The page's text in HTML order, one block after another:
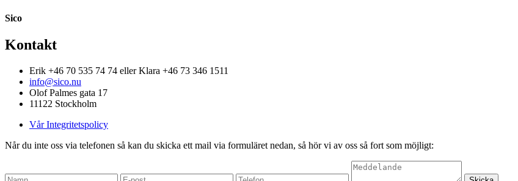
Sico
Kontakt
Erik +46 70 535 74 74 eller Klara +46 73 346 1511
info@sico.nu
Olof Palmes gata 17
11122 Stockholm
Vår Integritetspolicy
Når du inte oss via telefonen så kan du skicka ett mail via formuläret nedan, så hör vi av oss så fort som möjligt: